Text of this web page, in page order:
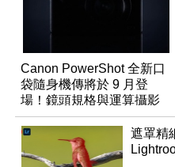
Canon PowerShot 全新口
袋隨身機傳將於 9 月登
場！鏡頭規格與運算攝影
升級成為焦點
遮罩精